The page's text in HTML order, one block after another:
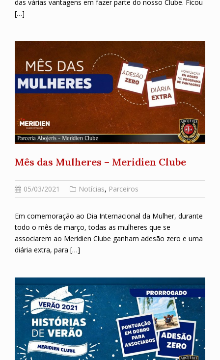
das várias vantagens em fazer parte do nosso Clube. Ficou
[…]
Mês das Mulheres – Meridien Clube
05/03/2021 Notícias, Parceiros
Em comemoração ao Dia Internacional da Mulher, durante
todo o mês de março, todas as mulheres que se
associarem ao Meridien Clube ganham adesão zero e uma
diária extra, para […]